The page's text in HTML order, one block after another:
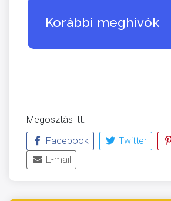
Korábbi meghívók
Megosztás itt:
Facebook
Twitter
E-mail